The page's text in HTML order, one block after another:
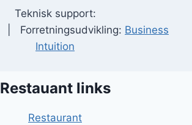
Teknisk support:
| Forretningsudvikling: Business
Intuition
Restauant links
Restaurant